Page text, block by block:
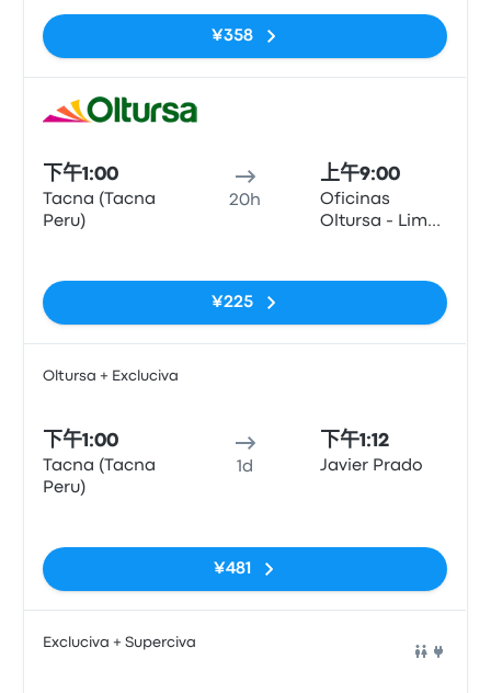
Odria
¥358
下午1:00
Tacna (Tacna
Peru)
20h
上午9:00
Oficinas
Oltursa - Lima
¥225
Oltursa + Excluciva
下午1:00
Tacna (Tacna
Peru)
1d
下午1:12
Javier Prado
¥481
Excluciva + Superciva